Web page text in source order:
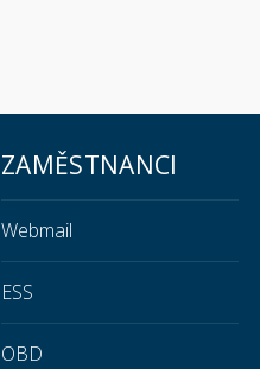
ZAMĚSTNANCI
Webmail
ESS
OBD